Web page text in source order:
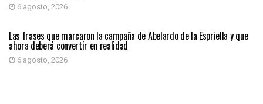
6 agosto, 2026
PRIMER PLANO
Las frases que marcaron la campaña de Abelardo de la Espriella y que
ahora deberá convertir en realidad
6 agosto, 2026